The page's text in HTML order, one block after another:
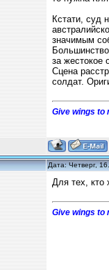
Кстати, суд
значимым
за жестокое
Сцена
солдат.
Give wings to
Дата: Четверг,
Для тех, кто
Give wings to